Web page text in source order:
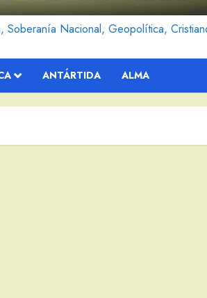
Soberanía Nacional, Geopolítica,
ANTÁRTIDA ALMA